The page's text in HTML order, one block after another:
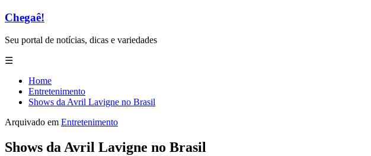
Chegaê!
Seu portal de notícias, dicas e variedades
☰
Home
Entretenimento
Shows da Avril Lavigne no Brasil
Arquivado em Entretenimento
Shows da Avril Lavigne no Brasil